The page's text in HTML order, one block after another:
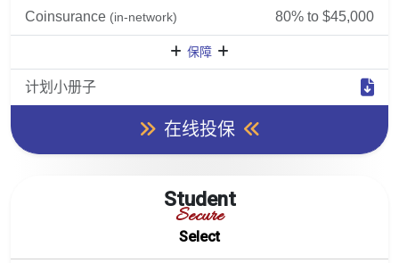
Coinsurance (in-network) 80% to $45,000
保障
计划小册子
在线投保
Student
Secure
Select